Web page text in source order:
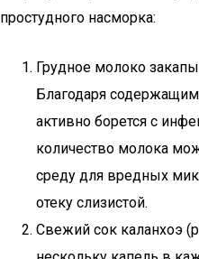
простудного насморка:
Грудное молоко
Благодаря
активно борется с
количество молока
среду для вредных
отеку слизистой.
Свежий сок каланхоэ